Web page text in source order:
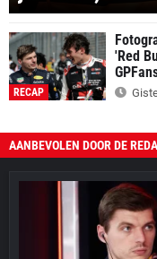
RECAP
'Red
AANBEVOLEN DOOR DE